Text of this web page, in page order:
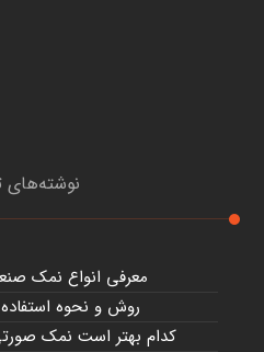
نوشته‌های
معرفی انواع نمک
روش و نحوه
کدام بهتر است نمک